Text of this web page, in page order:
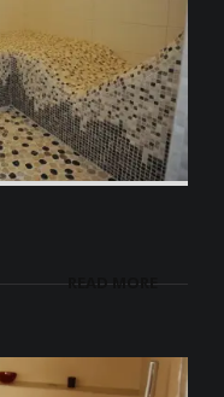
READ MORE